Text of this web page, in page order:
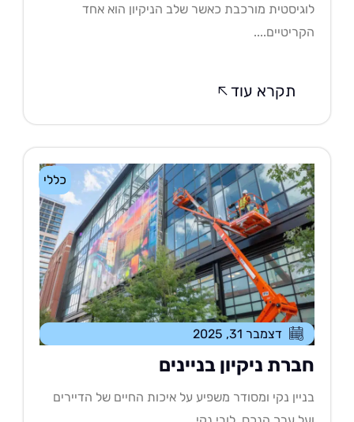
מורכבת כאשר שלב הניקיון הוא אחד
תקרא עוד
כללי
דצמבר 31, 2025
ניקיון בניינים
נקי ומסודר משפיע על איכות החיים של הדיירים